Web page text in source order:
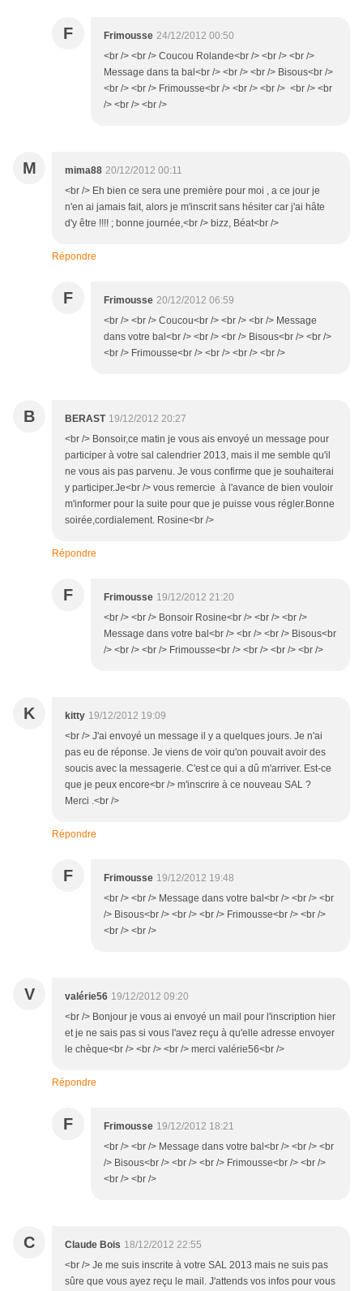
F Frimousse 24/12/2012 00:50
<br /> <br /> Coucou Rolande<br /> <br /> <br />
Message dans ta bal<br /> <br /> <br /> Bisous<br />
<br /> <br /> Frimousse<br /> <br /> <br /> <br /> <br
/> <br /> <br />
M mima88 20/12/2012 00:11
<br /> Eh bien ce sera une première pour moi , a ce jour je
n'en ai jamais fait, alors je m'inscrit sans hésiter car j'ai hâte
d'y être !!!! ; bonne journée,<br /> bizz, Béat<br />
Répondre
F Frimousse 20/12/2012 06:59
<br /> <br /> Coucou<br /> <br /> <br /> Message
dans votre bal<br /> <br /> <br /> Bisous<br /> <br />
<br /> Frimousse<br /> <br /> <br /> <br />
B BERAST 19/12/2012 20:27
<br /> Bonsoir,ce matin je vous ais envoyé un message pour
participer à votre sal calendrier 2013, mais il me semble qu'il
ne vous ais pas parvenu. Je vous confirme que je souhaiterai
y participer.Je<br /> vous remercie à l'avance de bien vouloir
m'informer pour la suite pour que je puisse vous régler.Bonne
soirée,cordialement. Rosine<br />
Répondre
F Frimousse 19/12/2012 21:20
<br /> <br /> Bonsoir Rosine<br /> <br /> <br />
Message dans votre bal<br /> <br /> <br /> Bisous<br
/> <br /> <br /> Frimousse<br /> <br /> <br /> <br />
K kitty 19/12/2012 19:09
<br /> J'ai envoyé un message il y a quelques jours. Je n'ai
pas eu de réponse. Je viens de voir qu'on pouvait avoir des
soucis avec la messagerie. C'est ce qui a dû m'arriver. Est-ce
que je peux encore<br /> m'inscrire à ce nouveau SAL ?
Merci .<br />
Répondre
F Frimousse 19/12/2012 19:48
<br /> <br /> Message dans votre bal<br /> <br /> <br
/> Bisous<br /> <br /> <br /> Frimousse<br /> <br />
<br /> <br />
V valérie56 19/12/2012 09:20
<br /> Bonjour je vous ai envoyé un mail pour l'inscription hier
et je ne sais pas si vous l'avez reçu à qu'elle adresse envoyer
le chèque<br /> <br /> <br /> merci valérie56<br />
Répondre
F Frimousse 19/12/2012 18:21
<br /> <br /> Message dans votre bal<br /> <br /> <br
/> Bisous<br /> <br /> <br /> Frimousse<br /> <br />
<br /> <br />
C Claude Bois 18/12/2012 22:55
<br /> Je me suis inscrite à votre SAL 2013 mais ne suis pas
sûre que vous ayez reçu le mail. J'attends vos infos pour vous